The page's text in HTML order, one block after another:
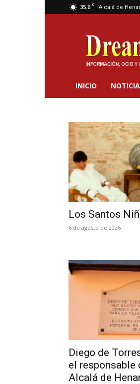
35.6 C Alcalá de
Dream
Alcalá
INICIO
Los Santos
6 de agosto de 2026
Diego de
el responsable
Alcalá de